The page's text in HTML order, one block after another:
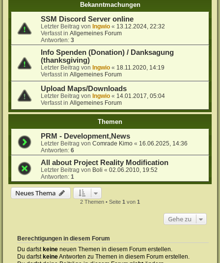
Bekanntmachungen
SSM Discord Server online
Letzter Beitrag vonIngwio « 13.12.2024, 22:32
Verfasst inAllgemeines Forum
Antworten:3
Info Spenden (Donation) / Danksagung
(thanksgiving)
Letzter Beitrag vonIngwio « 18.11.2020, 14:19
Verfasst inAllgemeines Forum
Upload Maps/Downloads
Letzter Beitrag vonIngwio « 14.01.2017, 05:04
Verfasst inAllgemeines Forum
Themen
PRM - Development,News
Letzter Beitrag vonComrade Kimo « 16.06.2025, 14:36
Antworten:6
All about Project Reality Modification
Letzter Beitrag von Boli «02.06.2010, 19:52
Antworten:1
Neues Thema
2 Themen • Seite 1 von 1
Gehe zu
Berechtigungen in diesem Forum
Du darfstkeine neuen Themen in diesem Forum erstellen.
Du darfstkeineAntworten zu Themen in diesem Forum erstellen.